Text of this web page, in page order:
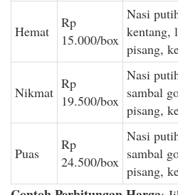
Hemat
Rp
15.000/box
Nasi
kentang,
pisang,
Nikmat
Rp
19.500/box
Nasi
sambal
pisang,
Puas
Rp
24.500/box
Nasi
sambal
pisang,